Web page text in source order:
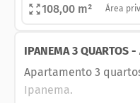
108,00 m² Área
IPANEMA 3 QUARTOS
Apartamento 3
Ipanema.